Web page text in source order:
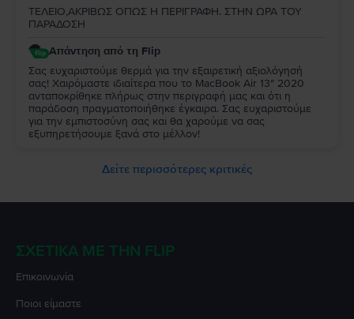
ΤΕΛΕΙΟ,ΑΚΡΙΒΩΣ ΟΠΩΣ Η ΠΕΡΙΓΡΑΦΗ. ΣΤΗΝ ΩΡΑ ΤΟΥ
ΠΑΡΑΔΟΣΗ
Απάντηση από τη Flip
Σας ευχαριστούμε θερμά για την εξαιρετική αξιολόγησή
σας! Χαιρόμαστε ιδιαίτερα που το MacBook Air 13″ 2020
ανταποκρίθηκε πλήρως στην περιγραφή μας και ότι η
παράδοση πραγματοποιήθηκε έγκαιρα. Σας ευχαριστούμε
για την εμπιστοσύνη σας και θα χαρούμε να σας
εξυπηρετήσουμε ξανά στο μέλλον!
Δείτε περισσότερες κριτικές
ΣΧΕΤΙΚΆ ΜΕ ΤΗΝ FLIP
Επικοινωνία
Ποιοι είμαστε